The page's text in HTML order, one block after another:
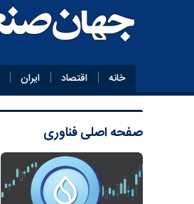
خانه اقتصاد ایران
صفحه اصلیفناوری